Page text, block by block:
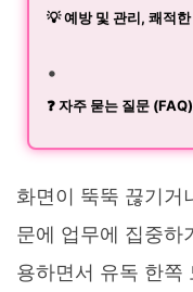
💡 예방 및 관리, 쾌적
❓ 자주 묻는 질문 (FAQ)
화면이 뚝뚝 끊기거
문에 업무에 집중하
용하면서 유독 한쪽